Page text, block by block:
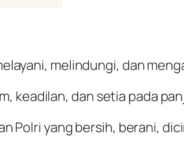
melindungi, dan
keadilan, dan setia pada
Polri yang bersih, berani,